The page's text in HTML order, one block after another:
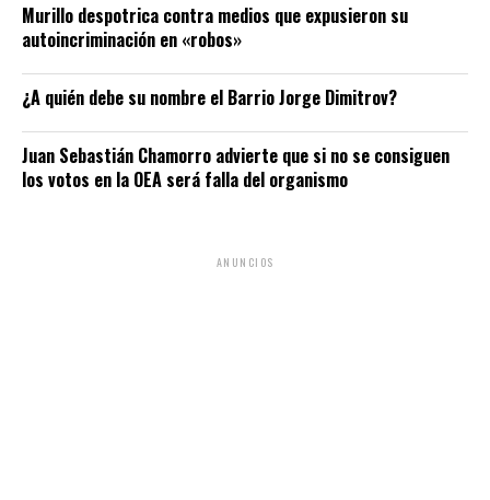
Murillo despotrica contra medios que expusieron su
autoincriminación en «robos»
¿A quién debe su nombre el Barrio Jorge Dimitrov?
Juan Sebastián Chamorro advierte que si no se consiguen
los votos en la OEA será falla del organismo
ANUNCIOS